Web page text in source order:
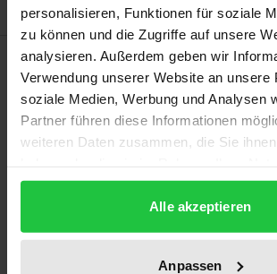
personalisieren, Funktionen für soziale
zu können und die Zugriffe auf unsere
analysieren. Außerdem geben wir
Verwendung unserer Website an unsere
soziale Medien, Werbung und Analysen
Partner führen diese Informationen
weiteren Daten zusammen, die Sie
gesammelt haben.
Alle akzeptieren
Anpassen
Beschreibung
Eine rechtssichere, praktikable und
Nutzung von Gesundheitsdaten für
(Gesundheits-) Datenschutzrechts.
Weiterverarbeitung der täglich
aus der klinischen Versorgung ein
Potenzial für die medizinische